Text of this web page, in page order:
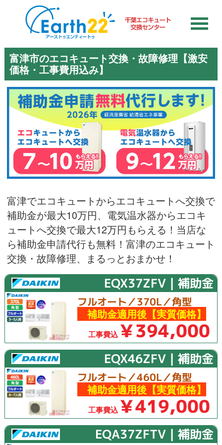
富津市のエコキュート交換・故障修理【激安
価格・工事費用込み】
富津でエコキュートからエコキュートへ交換で
補助金が最大10万円、電気温水器からエコキ
ュートへ交換で最大12万円もらえる！当店な
ら補助金申請代行も無料！富津のエコキュート
交換・故障修理、まるっとおまかせ！
EQX37ZFV｜補助金
フルオート／370L／角型
補助金適用後【実質価格】
工事費込 ￥394,000
EQX46ZFV｜補助金
フルオート／460L／角型
補助金適用後【実質価格】
工事費込 ￥419,000
EQA37ZFTV｜補助金